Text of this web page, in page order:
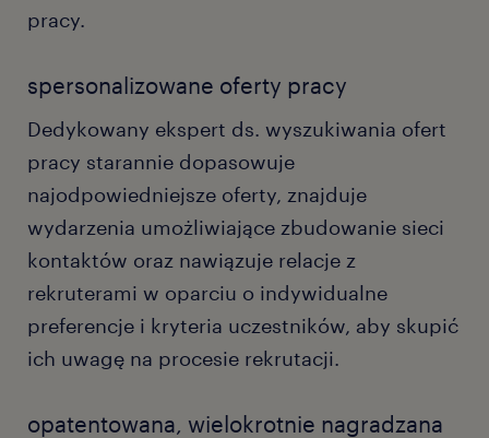
pracy.
spersonalizowane oferty pracy
Dedykowany ekspert ds. wyszukiwania ofert
pracy starannie dopasowuje
najodpowiedniejsze oferty, znajduje
wydarzenia umożliwiające zbudowanie sieci
kontaktów oraz nawiązuje relacje z
rekruterami w oparciu o indywidualne
preferencje i kryteria uczestników, aby skupić
ich uwagę na procesie rekrutacji.
opatentowana, wielokrotnie nagradzana